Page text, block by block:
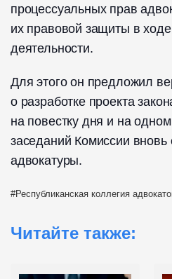
процессуальных прав
их правовой защиты в
деятельности.
Для этого он предложил
о разработке проекта
на повестку дня и на
заседаний Комиссии
адвокатуры.
Республиканская коллегия
Читайте также: